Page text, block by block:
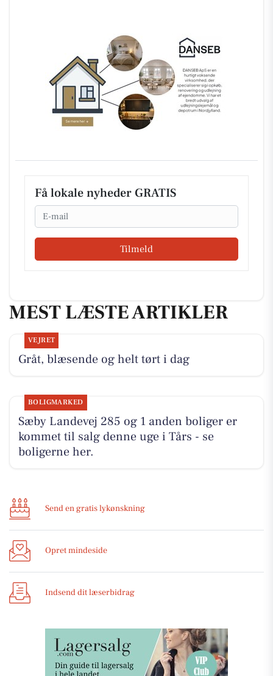
Få lokale nyheder GRATIS
Email
Tilmeld
MEST LÆSTE ARTIKLER
VEJRET
Gråt, blæsende og helt tørt i dag
BOLIGMARKED
Sæby Landevej 285 og 1 anden boliger er
kommet til salg denne uge i Tårs - se
boligerne her.
Send en gratis lykønskning
Opret mindeside
Indsend dit læserbidrag